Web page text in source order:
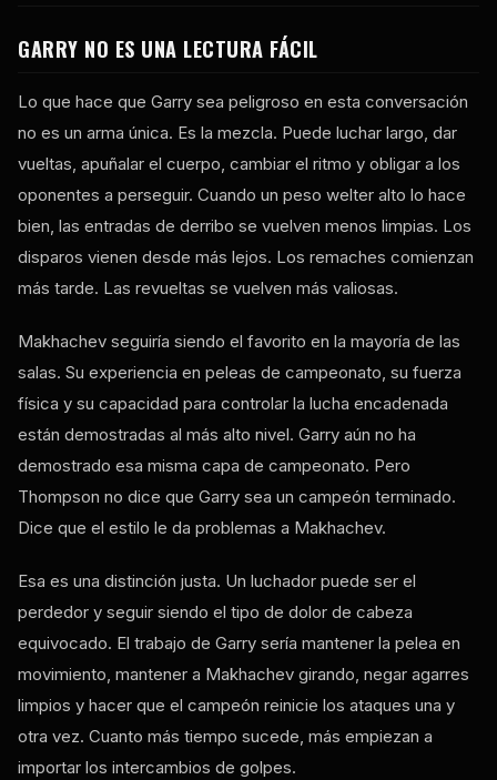
GARRY NO ES UNA LECTURA FÁCIL
Lo que hace que Garry sea peligroso en esta conversación
no es un arma única. Es la mezcla. Puede luchar largo, dar
vueltas, apuñalar el cuerpo, cambiar el ritmo y obligar a los
oponentes a perseguir. Cuando un peso welter alto lo hace
bien, las entradas de derribo se vuelven menos limpias. Los
disparos vienen desde más lejos. Los remaches comienzan
más tarde. Las revueltas se vuelven más valiosas.
Makhachev seguiría siendo el favorito en la mayoría de las
salas. Su experiencia en peleas de campeonato, su fuerza
física y su capacidad para controlar la lucha encadenada
están demostradas al más alto nivel. Garry aún no ha
demostrado esa misma capa de campeonato. Pero
Thompson no dice que Garry sea un campeón terminado.
Dice que el estilo le da problemas a Makhachev.
Esa es una distinción justa. Un luchador puede ser el
perdedor y seguir siendo el tipo de dolor de cabeza
equivocado. El trabajo de Garry sería mantener la pelea en
movimiento, mantener a Makhachev girando, negar agarres
limpios y hacer que el campeón reinicie los ataques una y
otra vez. Cuanto más tiempo sucede, más empiezan a
importar los intercambios de golpes.